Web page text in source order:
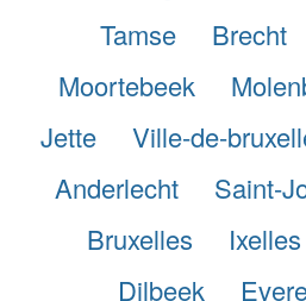
Tamse
Brecht
Moortebeek
Jette
Ville-de-
Anderlecht
Saint-
Bruxelles
Ixelles
Dilbeek